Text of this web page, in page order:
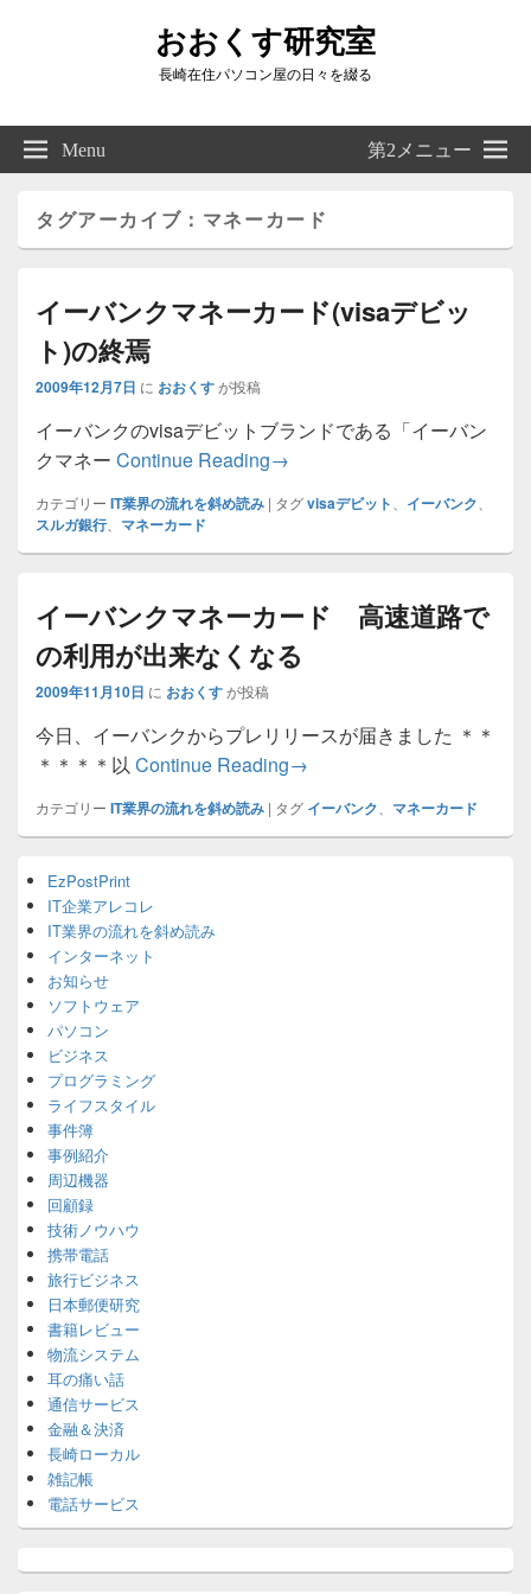
おおくす研究室
長崎在住パソコン屋の日々を綴る
Right
Sidebar
Widget
Menu 第2メニュー
タグアーカイブ： マネーカード
イーバンクマネーカード(visaデビッ
ト)の終焉
2009年12月7日 に おおくすが投稿
イーバンクのvisaデビットブランドである「イーバン
クマネー Continue Readingイーバンクマネーカード(visa
→
カテゴリー IT業界の流れを斜め読み | タグvisaデビット イーバンク
スルガ銀行、 マネーカード
イーバンクマネーカード 高速道路で
の利用が出来なくなる
2009年11月10日 に おおくすが投稿
今日、イーバンクからプレリリースが届きました ＊＊
＊＊＊＊以 Continue Readingイーバンクマネーカード
→
カテゴリー IT業界の流れを斜め読み | タグ イーバンク マネーカード
Sidebar
Widget
Area
EzPostPrint
IT企業アレコレ
IT業界の流れを斜め読み
インターネット
お知らせ
ソフトウェア
パソコン
ビジネス
プログラミング
ライフスタイル
事件簿
事例紹介
周辺機器
回顧録
技術ノウハウ
携帯電話
旅行ビジネス
日本郵便研究
書籍レビュー
物流システム
耳の痛い話
通信サービス
金融＆決済
長崎ローカル
雑記帳
電話サービス